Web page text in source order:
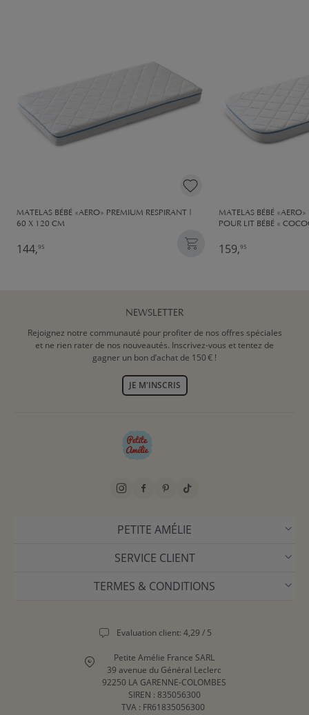
MATELAS BÉBÉ «AERO» PREMIUM RESPIRANT |
60 X 120 CM
144,95
MATELAS BÉBÉ
POUR LIT BÉBÉ «
159,95
NEWSLETTER
Rejoignez notre communauté pour profiter de nos offres spéciales
et ne rien rater de nos nouveautés. Inscrivez-vous et tentez de
gagner un bon d’achat de 150 € !
JE M'INSCRIS
PETITE AMÉLIE
SERVICE CLIENT
TERMES & CONDITIONS
Evaluation client: 4,29 / 5
Petite Amélie France SARL
39 avenue du Général Leclerc
92250 LA GARENNE-COLOMBES
SIREN : 835056300
TVA : FR61835056300